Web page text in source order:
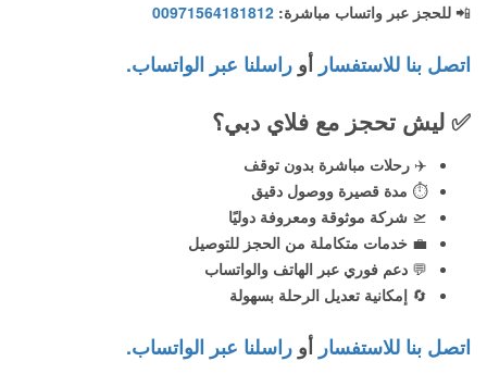
📲 للحجز عبر واتساب مباشرة: 00971564181812
اتصل بنا للاستفسار أو راسلنا عبر الواتساب.
✅ ليش تحجز مع فلاي دبي؟
✈️ رحلات مباشرة بدون توقف
⏱️ مدة قصيرة ووصول دقيق
🛫 شركة موثوقة ومعروفة دوليًا
💼 خدمات متكاملة من الحجز للتوصيل
💬 دعم فوري عبر الهاتف والواتساب
🔄 إمكانية تعديل الرحلة بسهولة
اتصل بنا للاستفسار أو راسلنا عبر الواتساب.